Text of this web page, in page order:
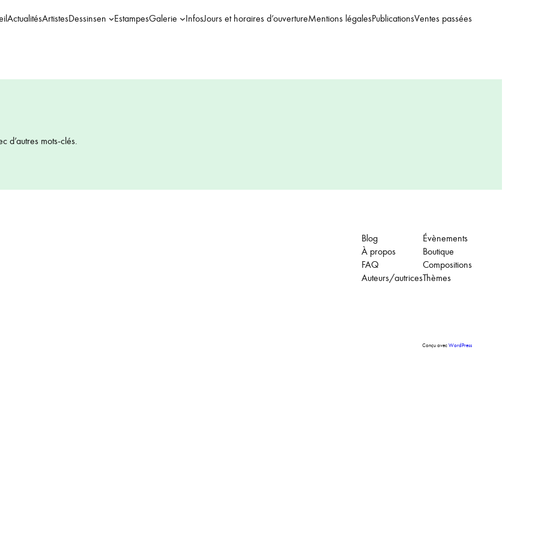
ActualitésArtistesDessinsen EstampesGalerie InfosJours et horaires d’ouvertureMentions légalesPublicationsVentes passées
d’autres mots-clés.
Blog
À propos
FAQ
Auteurs/autrices
Évènements
Boutique
Compositions
Thèmes
Conçu avecWordPress